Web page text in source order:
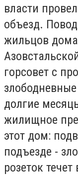
власти
объезд.
жильцов
горсовет с
долгие
жилищное
этот дом:
подъезде -
розеток течет